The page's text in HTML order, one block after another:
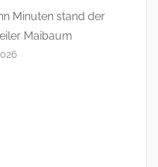
Minuten stand der
Maibaum